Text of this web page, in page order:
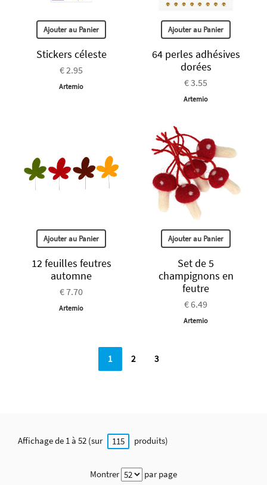
Ajouter au Panier
Stickers céleste
€ 2.95
Artemio
Ajouter au Panier
64 perles adhésives
dorées
€ 3.55
Artemio
Ajouter au Panier
12 feuilles feutres
automne
€ 7.70
Artemio
Ajouter au Panier
Set de 5
champignons en
feutre
€ 6.49
Artemio
1 2 3
Affichage de 1 à 52 (sur 115 produits)
Montrer par page